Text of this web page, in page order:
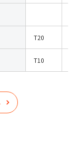
T20
T10